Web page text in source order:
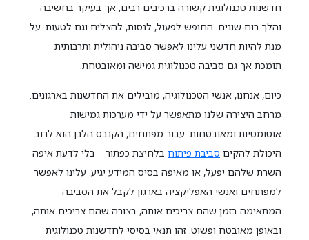
חדשנות טכנולוגית קשורה ברכיבים רבים, אך בעיקר בחשיבה
והלך רוח שונים. החופש לפעול, לנסות, להצליח וגם לטעות. על
מנת להיות חדשני עלינו לאפשר סביבה ניהולית ותרבותית
תומכת אך גם סביבה טכנולוגית גמישה ומאובטחת.
כיום, אנחנו, אנשי הטכנולוגיה, מובילים את החדשנות בארגונים.
מרחב היצירה שלנו מתאפשר על ידי מערכות גמישות
אוטומטיות ומאובטחות. עבור מפתחים, הקנבס הלבן הוא לרוב
היכולת להקים סביבת פיתוח בלחיצת כפתור – בלי לדעת איפה
השרת שלהם יפעל, או מאיפה בסיס המידע יגיע. עלינו לאפשר
למפתחים ואנשי האפליקציה בארגון לקבל את הסביבה
המתאימה בזמן שהם צריכים אותה, בצורה שהם צריכים אותה,
ובאופן מאובטח ופשוט. זהו תנאי בסיסי לחדשנות טכנולוגית